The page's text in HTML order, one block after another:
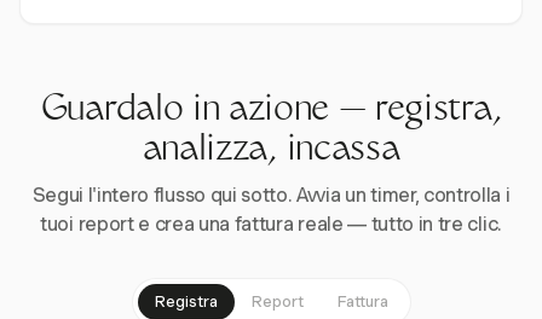
Guardalo in azione — registra,
analizza, incassa
Segui l'intero flusso qui sotto. Avvia un timer, controlla i
tuoi report e crea una fattura reale — tutto in tre clic.
Registra Report Fattura